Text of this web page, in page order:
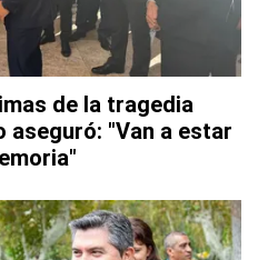
de la tragedia
aseguró: "Van a estar